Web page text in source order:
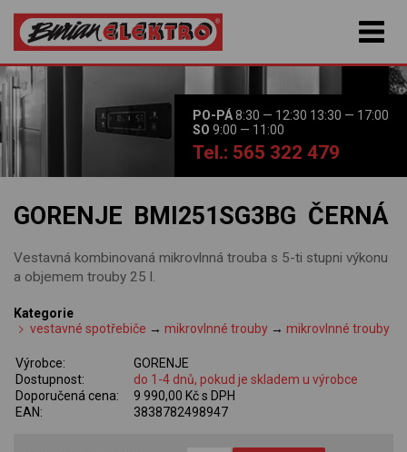
PO-PÁ8:30 — 12:30 13:30 — 17:00
SO 9:00 — 11:00
Tel.: 565 322 479
GORENJE BMI251SG3BG ČERNÁ
Vestavná kombinovaná mikrovlnná trouba s 5-ti stupni výkonu
a objemem trouby 25 l.
Kategorie
vestavné spotřebiče →mikrovlnné trouby →mikrovlnné trouby
Výrobce:
GORENJE
Dostupnost:
do 1-4 dnů, pokud je skladem u výrobce
Doporučená cena:
9 990,00 Kč s DPH
EAN:
3838782498947